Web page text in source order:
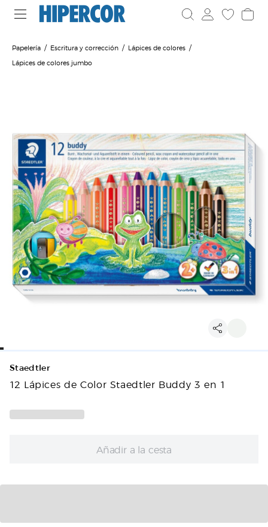
Papelería Escritura y corrección
Lápices de colores
Lápices de colores jumbo
Staedtler
12 Lápices de Color Staedtler Buddy 3 en 1
Añadir a la cesta